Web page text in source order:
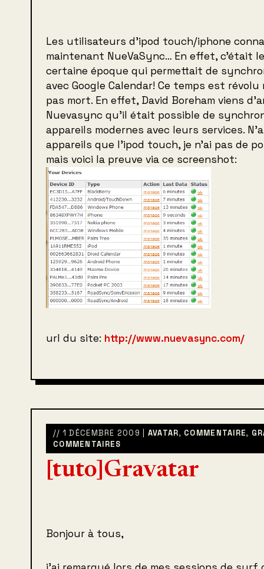
Les utilisateurs d’ipod touch/iphone
maintenant NueVaSync… En effet, c’était
certaine époque qui permettait de
avec Google Calendar! Ce temps est révolu
pas mort. En effet, David Boreham viens
Nuevasync qu’il était possible de
appareils modernes avec leurs services.
appareils que l’ipod touch, je n’ai pas de
mais voici la preuve via ce screenshot:
url du site: http://www.nuevasync.com/
// 1 DÉCEMBRE 2009 | AVATAR, COMMENTAIRE,
COMMENTAIRES
[tuto]Gravatar
Bonjour à tous,